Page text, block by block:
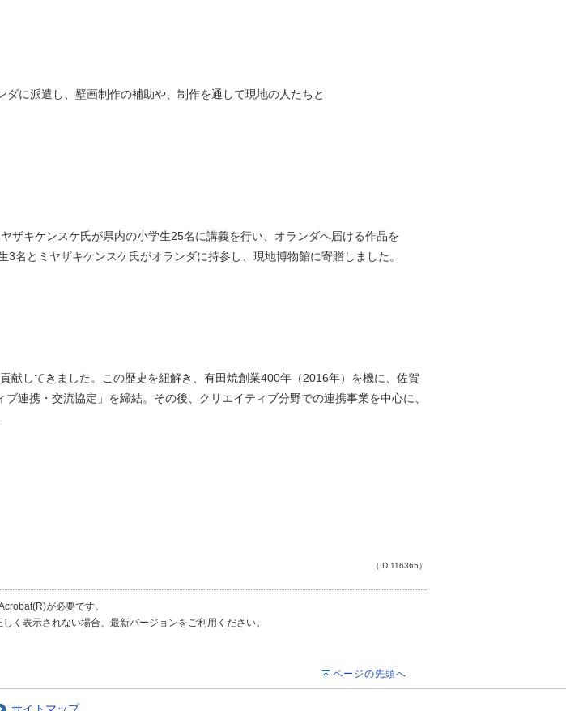
に派遣し、壁画制作の補助や、制作を通して現地の人たちと
ザキケンスケ氏が県内の小学生25名に講義を⾏い、オランダへ届ける作品を
名とミヤザキケンスケ氏がオランダに持参し、現地博物館に寄贈しました。
献してきました。この歴史を紐解き、有田焼創業400年（2016年）を機に、佐賀
連携・交流協定」を締結。その後、クリエイティブ分野での連携事業を中心に、
（ID:116365）
が必要です。
く表示されない場合、最新バージョンをご利用ください。
ページの先頭へ